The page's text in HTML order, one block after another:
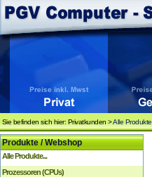
Sie befinden sich hier: Privatkunden >Alle Produkte
Produkte / Webshop
Alle Produkte...
Prozessoren (CPUs)